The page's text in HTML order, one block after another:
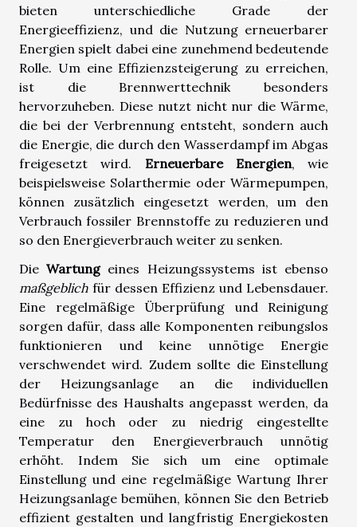
bieten unterschiedliche Grade der
Energieeffizienz, und die Nutzung erneuerbarer
Energien spielt dabei eine zunehmend bedeutende
Rolle. Um eine Effizienzsteigerung zu erreichen,
ist die Brennwerttechnik besonders
hervorzuheben. Diese nutzt nicht nur die Wärme,
die bei der Verbrennung entsteht, sondern auch
die Energie, die durch den Wasserdampf im Abgas
freigesetzt wird. Erneuerbare Energien, wie
beispielsweise Solarthermie oder Wärmepumpen,
können zusätzlich eingesetzt werden, um den
Verbrauch fossiler Brennstoffe zu reduzieren und
so den Energieverbrauch weiter zu senken.
DieWartungeines Heizungssystems ist ebenso
maßgeblich für dessen Effizienz und Lebensdauer.
Eine regelmäßige Überprüfung und Reinigung
sorgen dafür, dass alle Komponenten reibungslos
funktionieren und keine unnötige Energie
verschwendet wird. Zudem sollte die Einstellung
der Heizungsanlage an die individuellen
Bedürfnisse des Haushalts angepasst werden, da
eine zu hoch oder zu niedrig eingestellte
Temperatur den Energieverbrauch unnötig
erhöht. Indem Sie sich um eine optimale
Einstellung und eine regelmäßige Wartung Ihrer
Heizungsanlage bemühen, können Sie den Betrieb
effizient gestalten und langfristig Energiekosten